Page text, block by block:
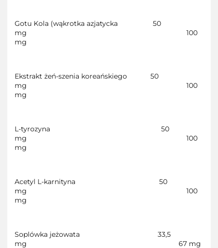
Gotu Kola (wąkrotka azjatycka
50
mg
100
mg
Ekstrakt żeń-szenia koreańskiego
50
mg
100
mg
L-tyrozyna
50
mg
100
mg
Acetyl L-karnityna
50
mg
100
mg
Soplówka jeżowata
33,5
mg
67 mg